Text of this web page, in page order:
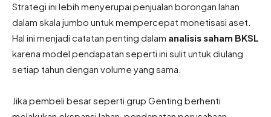
Strategi ini lebih menyerupai penjualan borongan lahan
dalam skala jumbo untuk mempercepat monetisasi aset.
Hal ini menjadi catatan penting dalam analisis saham BKSL
karena model pendapatan seperti ini sulit untuk diulang
setiap tahun dengan volume yang sama.
Jika pembeli besar seperti grup Genting berhenti